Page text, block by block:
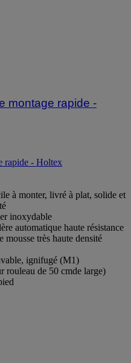
montage rapide -
rapide - Holtex
à monter, livré à plat, solide et
inoxydable
automatique haute résistance
mousse très haute densité
ignifugé (M1)
rouleau de 50 cmde large)